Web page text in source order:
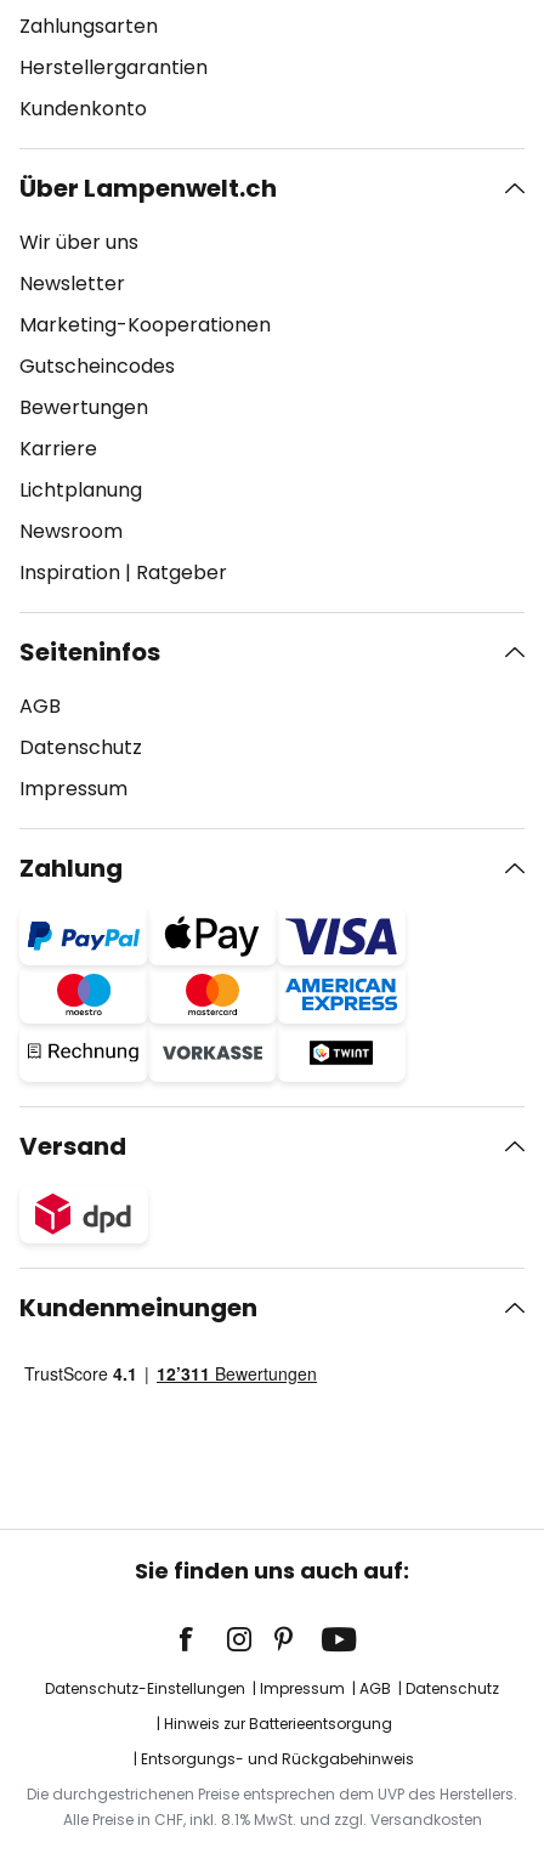
Zahlungsarten
Herstellergarantien
Kundenkonto
Über Lampenwelt.ch
Wir über uns
Newsletter
Marketing-Kooperationen
Gutscheincodes
Bewertungen
Karriere
Lichtplanung
Newsroom
Inspiration | Ratgeber
Seiteninfos
AGB
Datenschutz
Impressum
Zahlung
Versand
Kundenmeinungen
Sie finden uns auch auf:
Datenschutz-Einstellungen Impressum AGB
Datenschutz
Hinweis zur Batterieentsorgung
Entsorgungs- und Rückgabehinweis
Die durchgestrichenen Preise entsprechen dem UVP des Herstellers.
Alle Preise in CHF, inkl. 8.1% MwSt. und zzgl. Versandkosten